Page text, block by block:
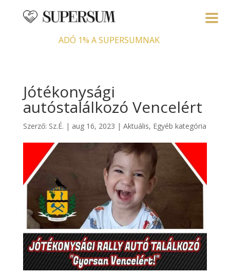
ADÓ 1% A SUPERSUMNAK
Jótékonysági
autóstalálkozó Vencelért
Szerző: Sz.É. | aug 16, 2023 | Aktuális, Egyéb kategória